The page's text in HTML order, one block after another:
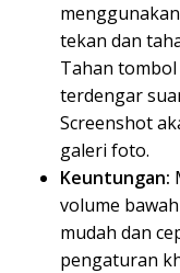
tekan dan
Tahan
terdengar
Screenshot
galeri foto.
Keuntungan:
volume
mudah dan
pengaturan